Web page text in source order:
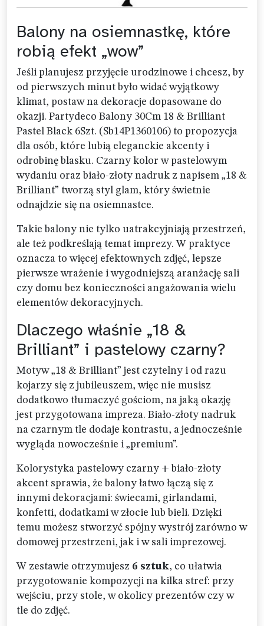
Balony na osiemnastkę, które
robią efekt „wow”
Jeśli planujesz przyjęcie urodzinowe i chcesz, by
od pierwszych minut było widać wyjątkowy
klimat, postaw na dekoracje dopasowane do
okazji. Partydeco Balony 30Cm 18 & Brilliant
Pastel Black 6Szt. (Sb14P1360106) to propozycja
dla osób, które lubią eleganckie akcenty i
odrobinę blasku. Czarny kolor w pastelowym
wydaniu oraz biało-złoty nadruk z napisem „18 &
Brilliant” tworzą styl glam, który świetnie
odnajdzie się na osiemnastce.
Takie balony nie tylko uatrakcyjniają przestrzeń,
ale też podkreślają temat imprezy. W praktyce
oznacza to więcej efektownych zdjęć, lepsze
pierwsze wrażenie i wygodniejszą aranżację sali
czy domu bez konieczności angażowania wielu
elementów dekoracyjnych.
Dlaczego właśnie „18 &
Brilliant” i pastelowy czarny?
Motyw „18 & Brilliant” jest czytelny i od razu
kojarzy się z jubileuszem, więc nie musisz
dodatkowo tłumaczyć gościom, na jaką okazję
jest przygotowana impreza. Biało-złoty nadruk
na czarnym tle dodaje kontrastu, a jednocześnie
wygląda nowocześnie i „premium”.
Kolorystyka pastelowy czarny + biało-złoty
akcent sprawia, że balony łatwo łączą się z
innymi dekoracjami: świecami, girlandami,
konfetti, dodatkami w złocie lub bieli. Dzięki
temu możesz stworzyć spójny wystrój zarówno w
domowej przestrzeni, jak i w sali imprezowej.
W zestawie otrzymujesz 6 sztuk, co ułatwia
przygotowanie kompozycji na kilka stref: przy
wejściu, przy stole, w okolicy prezentów czy w
tle do zdjęć.